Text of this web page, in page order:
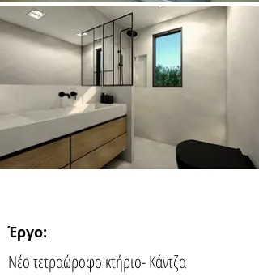
Έργο:
Νέο τετραώροφο κτήριο- Κάντζα